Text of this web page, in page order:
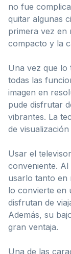
no fue
quitar algunas
primera vez en
compacto y la
Una vez que lo
todas las
imagen en
pude disfrutar
vibrantes. La
de
Usar el
conveniente. Al
usarlo tanto en
lo convierte en
disfrutan de
Además, su
gran ventaja.
Una de las